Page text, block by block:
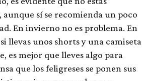
sí se recomienda un poco
En invierno no es problema. En
llevas unos shorts y una camiseta
es mejor que lleves algo para
que los feligreses se ponen sus